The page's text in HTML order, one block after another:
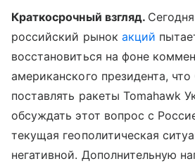
Краткосрочный взгляд.
российский рынок акций
восстановиться на фоне
американского президента,
поставлять ракеты Tomahawk
обсуждать этот вопрос с
текущая геополитическая
негативной. Дополнительную